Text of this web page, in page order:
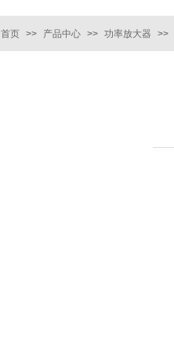
首页 >> 产品中心 >> 功率放大器 >>